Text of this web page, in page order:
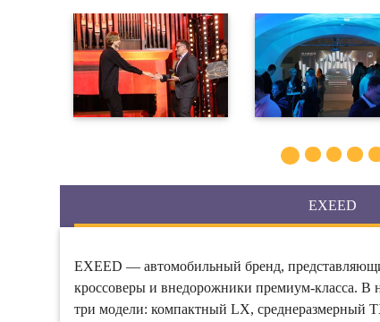
EXEED
EXEED — автомобильный бренд,
кроссоверы и внедорожники премиум-класса. В
три модели: компактный LX, среднеразмерный